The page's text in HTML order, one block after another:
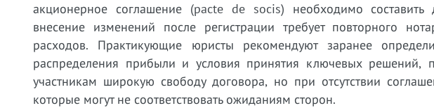
акционерное соглашение (pacte de socis) необходимо составить
внесение изменений после регистрации требует повторного
расходов. Практикующие юристы рекомендуют заранее
распределения прибыли и условия принятия ключевых решений,
участникам широкую свободу договора, но при отсутствии
которые могут не соответствовать ожиданиям сторон.